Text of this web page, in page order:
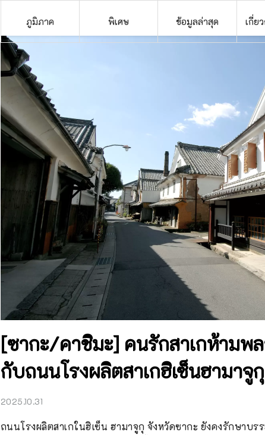
ภูมิภาค พิเศษ ข้อมูลล่าสุด เกี่ย
[ซากะ/คาชิมะ] คนรักสาเกห้ามพ
กับถนนโรงผลิตสาเกฮิเซ็นฮามาจูกุ
2025.10.31
ถนนโรงผลิตสาเกในฮิเซ็น ฮามาจูกุ จังหวัดซากะ ยังคงรักษาบร